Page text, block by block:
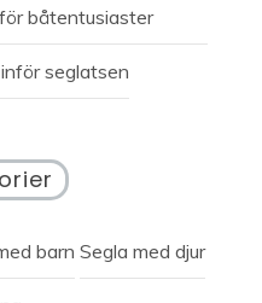
båtentusiaster
seglatsen
barn Segla med djur